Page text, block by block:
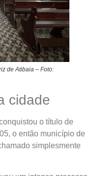
de Atibaia – Foto:
cidade
o título de
o então município de
simplesmente